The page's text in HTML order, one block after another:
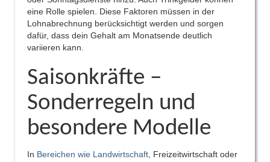
eine Rolle spielen. Diese Faktoren müssen in der
Lohnabrechnung berücksichtigt werden und sorgen
dafür, dass dein Gehalt am Monatsende deutlich
variieren kann.
Saisonkräfte –
Sonderregeln und
besondere Modelle
In Bereichen wie Landwirtschaft , Freizeitwirtschaft oder